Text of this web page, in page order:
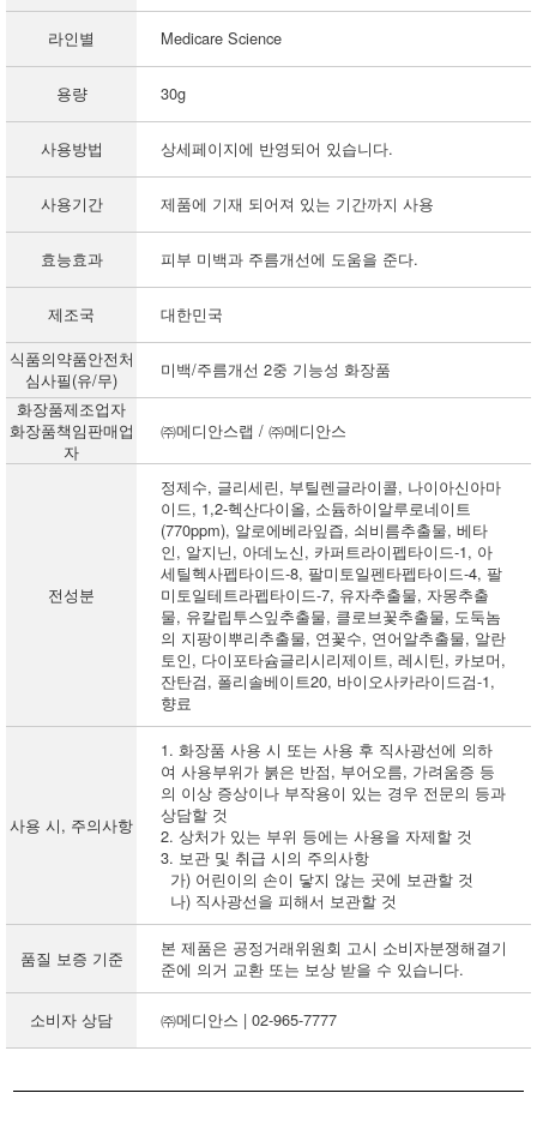
라인별 Medicare Science
용량 30g
사용방법 상세페이지에 반영되어 있습니다.
사용기간 제품에 기재 되어져 있는 기간까지 사용
효능효과 피부 미백과 주름개선에 도움을 준다.
제조국
대한민국
식품의약품안전처
심사필(유/무)
미백/주름개선 2중 기능성 화장품
화장품제조업자
화장품책임판매업
자
㈜메디안스랩 / ㈜메디안스
전성분
정제수, 글리세린, 부틸렌글라이콜, 나이아신아마
이드, 1,2-헥산다이올, 소듐하이알루로네이트
(770ppm), 알로에베라잎즙, 쇠비름추출물, 베타
인, 알지닌, 아데노신, 카퍼트라이펩타이드-1, 아
세틸헥사펩타이드-8, 팔미토일펜타펩타이드-4, 팔
미토일테트라펩타이드-7, 유자추출물, 자몽추출
물, 유칼립투스잎추출물, 클로브꽃추출물, 도둑놈
의 지팡이뿌리추출물, 연꽃수, 연어알추출물, 알란
토인, 다이포타슘글리시리제이트, 레시틴, 카보머,
잔탄검, 폴리솔베이트20, 바이오사카라이드검-1,
향료
사용 시, 주의사항
1. 화장품 사용 시 또는 사용 후 직사광선에 의하
여 사용부위가 붉은 반점, 부어오름, 가려움증 등
의 이상 증상이나 부작용이 있는 경우 전문의 등과
상담할 것
2. 상처가 있는 부위 등에는 사용을 자제할 것
3. 보관 및 취급 시의 주의사항
가) 어린이의 손이 닿지 않는 곳에 보관할 것
나) 직사광선을 피해서 보관할 것
품질 보증 기준
본 제품은 공정거래위원회 고시 소비자분쟁해결기
준에 의거 교환 또는 보상 받을 수 있습니다.
소비자 상담 ㈜메디안스 | 02-965-7777